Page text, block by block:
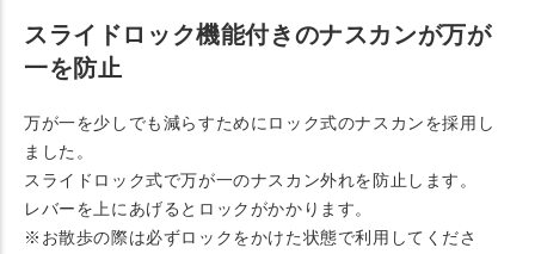
スライドロック機能付きのナスカンが万が
一を防止
万が一を少しでも減らすためにロック式のナスカンを採用し
ました。
スライドロック式で万が一のナスカン外れを防止します。
レバーを上にあげるとロックがかかります。
※お散歩の際は必ずロックをかけた状態で利用してくださ